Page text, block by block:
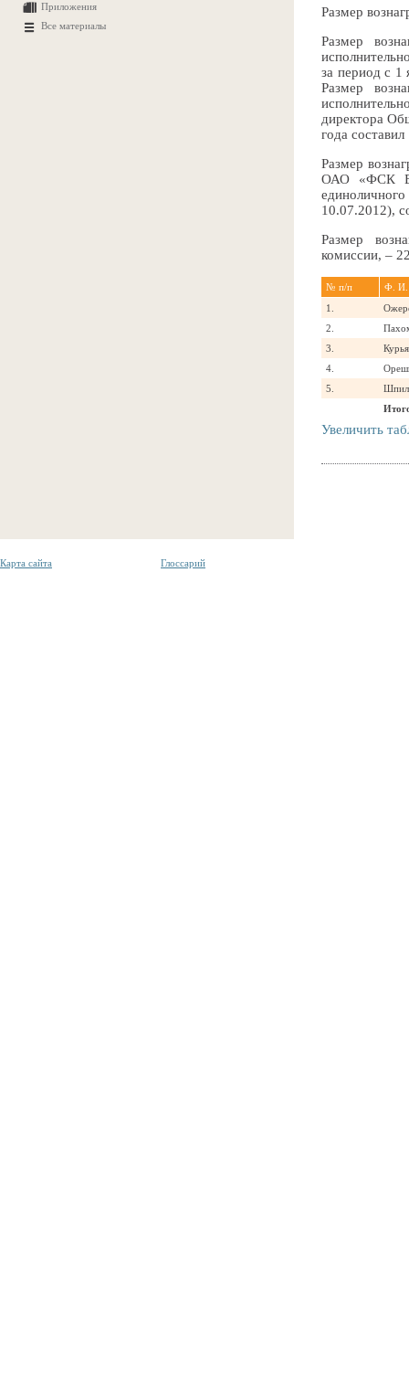
Приложения
Все материалы
Размер
Размер
за период с 1
Размер
директора
года
Размер
ОАО «ФСК
10.07.2012),
Размер
комиссии, –
№ п/п
Ф.
1.
2.
3.
4.
5.
Увеличить
Карта сайта Глоссарий